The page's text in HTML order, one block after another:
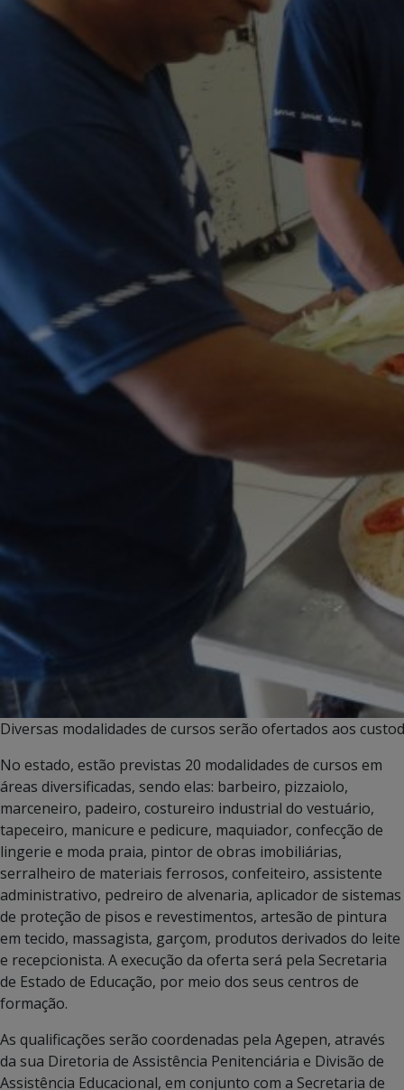
Diversas modalidades de cursos serão ofertados aos
No estado, estão previstas 20 modalidades de cursos em
áreas diversificadas, sendo elas: barbeiro, pizzaiolo,
marceneiro, padeiro, costureiro industrial do vestuário,
tapeceiro, manicure e pedicure, maquiador, confecção de
lingerie e moda praia, pintor de obras imobiliárias,
serralheiro de materiais ferrosos, confeiteiro, assistente
administrativo, pedreiro de alvenaria, aplicador de sistemas
de proteção de pisos e revestimentos, artesão de pintura
em tecido, massagista, garçom, produtos derivados do leite
e recepcionista. A execução da oferta será pela Secretaria
de Estado de Educação, por meio dos seus centros de
formação.
As qualificações serão coordenadas pela Agepen, através
da sua Diretoria de Assistência Penitenciária e Divisão de
Assistência Educacional, em conjunto com a Secretaria de